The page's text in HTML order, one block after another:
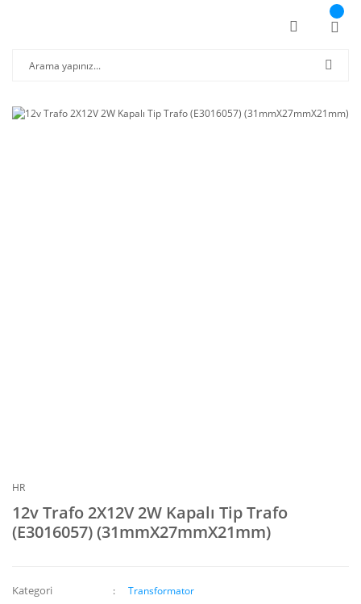
HR
12v Trafo 2X12V 2W Kapalı Tip Trafo
(E3016057) (31mmX27mmX21mm)
Kategori Transformator